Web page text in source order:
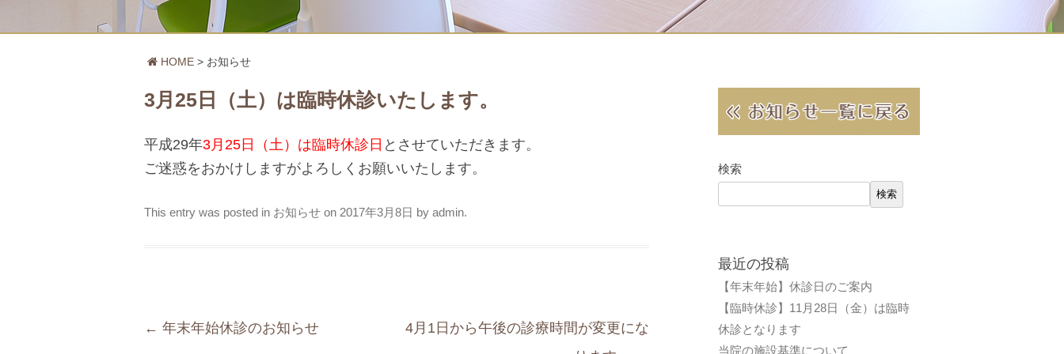
HOME お知らせ
3月25日（土）は臨時休診いたします。
平成29年3月25日（土）は臨時休診日 とさせていただきます。
ご迷惑をおかけしますがよろしくお願いいたします。
This entry was posted in お知らせ on 2017年3月8日 by admin.
Post navigation
← 年末年始休診のお知らせ
4月1日から午後の診療時間が変更にな
検索
検索
最近の投稿
【年末年始】休診日のご案内
【臨時休診】11月28日（金）は臨時
休診となります
当院の施設基準について